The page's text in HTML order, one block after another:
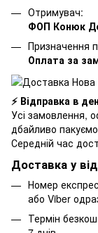
Отримувач:
ФОП Конюк
Призначення
Оплата за
⚡ Відправка в
Усі замовлення,
дбайливо
Середній час
Доставка у
Номер
або Viber
Термін